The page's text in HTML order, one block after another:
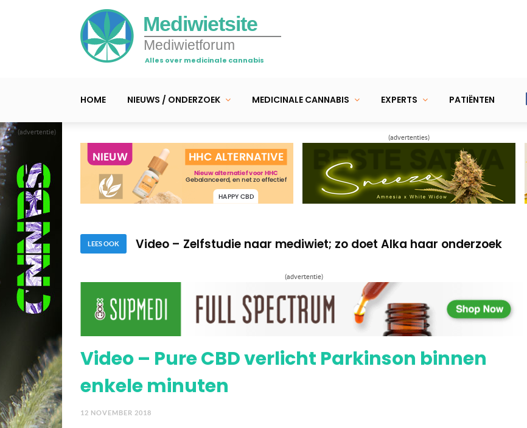
(advertentie)
Mediwietsite
Mediwietforum
Alles over medicinale cannabis
HOME NIEUWS / ONDERZOEK MEDICINALE CANNABIS EXPERTS PATIËNTEN
(advertenties)
LEES OOK
Video – THC-olie speelt sleutelrol bij behandeling van
beenmergkanker
Video – Melissa gebruikt CBD-gel om hersteltijd te verkorten
Video – THC-olie speelt sleutelrol bij behandeling van
Video – Melissa gebruikt CBD-gel om hersteltijd te verkorten
(advertentie)
Video – Pure CBD verlicht Parkinson binnen
enkele minuten
12 NOVEMBER 2018